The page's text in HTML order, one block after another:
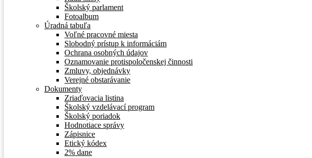
Školský parlament
Fotoalbum
Úradná tabuľa
Voľné pracovné miesta
Slobodný prístup k informáciám
Ochrana osobných údajov
Oznamovanie protispoločenskej činnosti
Zmluvy, objednávky
Verejné obstarávanie
Dokumenty
Zriaďovacia listina
Školský vzdelávací program
Školský poriadok
Hodnotiace správy
Zápisnice
Etický kódex
2% dane